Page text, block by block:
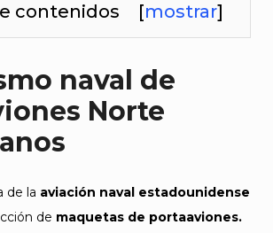
contenidos [mostrar]
naval de
Norte
de la aviación naval estadounidense
de maquetas de portaaviones.